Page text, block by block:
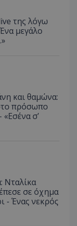
της λόγω
μεγάλο
και θαμώνα:
πρόσωπο
σ’
Νταλίκα
σε όχημα
- Ένας νεκρός